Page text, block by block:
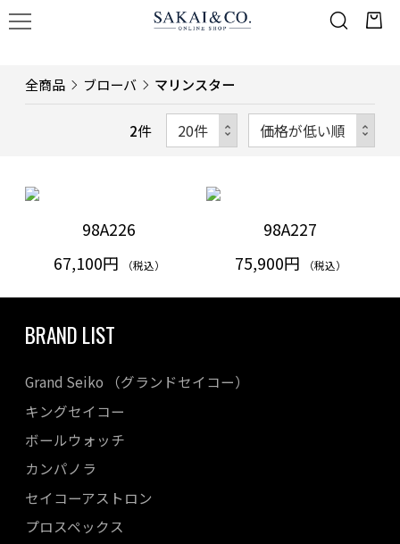
全商品 ブローバ マリンスター
2件
98A226
67,100円
（税込）
98A227
75,900円
（税込）
BRAND LIST
Grand Seiko （グランドセイコー）
キングセイコー
ボールウォッチ
カンパノラ
セイコーアストロン
プロスペックス